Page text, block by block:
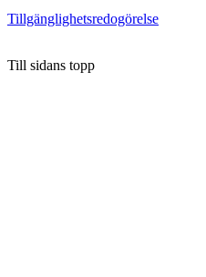
Tillgänglighetsredogörelse
Till sidans topp